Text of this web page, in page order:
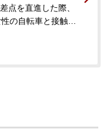
点を直進した際、
の自転車と接触し
負い、約2か月間の
取り調べに応じま
れることや、公務